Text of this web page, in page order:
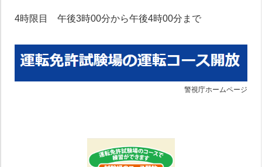
4時限目 午後3時00分から午後4時00分まで
警視庁ホームページ